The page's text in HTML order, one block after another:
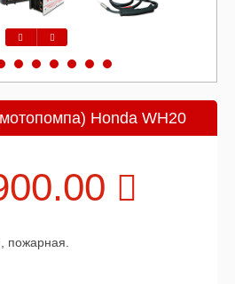
Honda WH20
пожарная.